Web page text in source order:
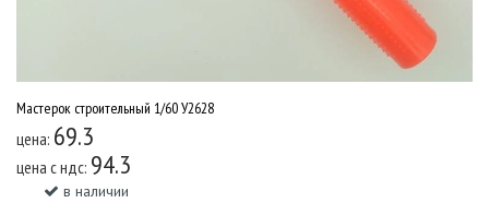
Мастерок строительный 1/60 У2628
цена: 69.3
цена c ндс: 94.3
в наличии